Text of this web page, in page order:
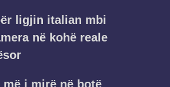
ligjin italian mbi
në kohë reale
i mirë në botë